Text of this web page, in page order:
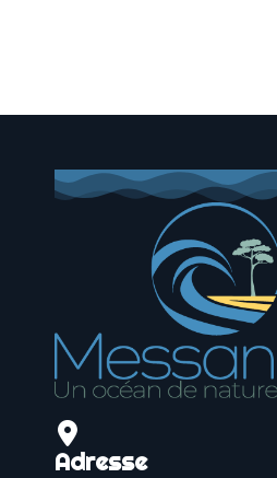
Adresse